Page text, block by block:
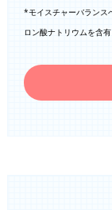
*モイスチャーバランス
ロン酸ナトリウムを含